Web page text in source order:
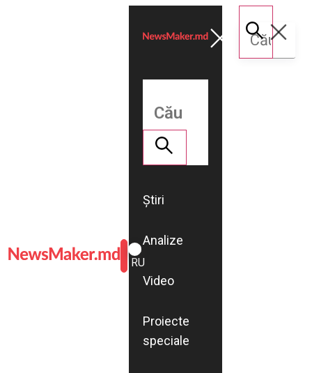
ROMÂNĂ
RU
Știri
Analize
Video
Proiecte
speciale